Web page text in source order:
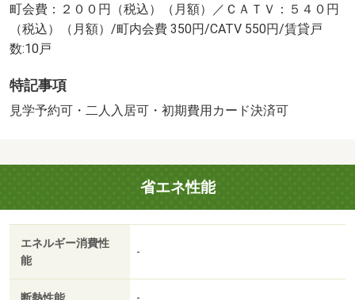
町会費：２００円（税込）（月額）／ＣＡＴＶ：５４０円
（税込）（月額）/町内会費 350円/CATV 550円/賃貸戸
数:10戸
特記事項
見学予約可・二人入居可・初期費用カード決済可
省エネ性能
エネルギー消費性
能
-
断熱性能 -